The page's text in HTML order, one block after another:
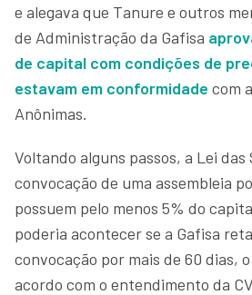
e alegava que Tanure e outros
de Administração da Gafisa
de capital com condições de
estavam em conformidade com
Anônimas.
Voltando alguns passos, a Lei
convocação de uma assembleia
possuem pelo menos 5% do
poderia acontecer se a Gafisa
convocação por mais de 60 dias,
acordo com o entendimento da